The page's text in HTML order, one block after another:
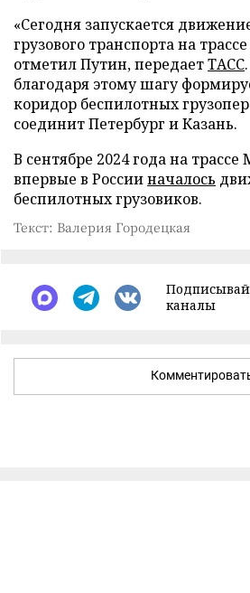
«Сегодня запускается
грузового транспорта на
отметил Путин, передаетТАСС
благодаря этому шагу
коридор беспилотных
соединит Петербург и Казань.
В сентябре 2024 года на трассе
впервые в Россииначалось
беспилотных грузовиков.
Текст: Валерия Городецкая
каналы